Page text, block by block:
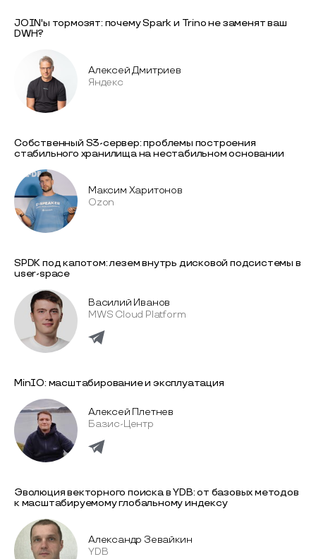
JOIN'ы тормозят: почему Spark и Trino не заменят ваш
DWH?
Алексей Дмитриев
Яндекс
Собственный S3-сервер: проблемы построения
стабильного хранилища на нестабильном основании
Максим Харитонов
Ozon
SPDK под капотом: лезем внутрь дисковой подсистемы в
user-space
Василий Иванов
MWS Cloud Platform
MinIO: масштабирование и эксплуатация
Алексей Плетнев
Базис-Центр
Эволюция векторного поиска в YDB: от базовых методов
к масштабируемому глобальному индексу
Александр Зевайкин
YDB